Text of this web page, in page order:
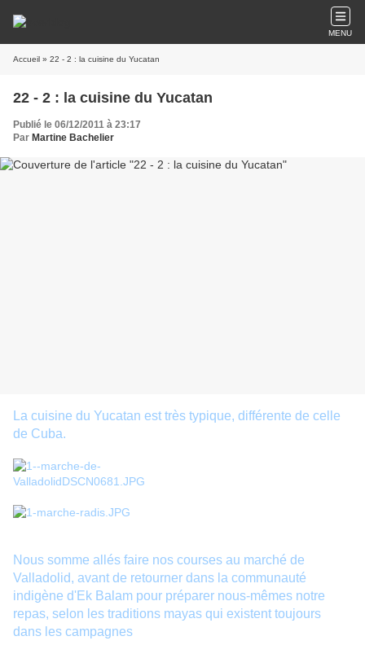
MENU
Accueil » 22 - 2 : la cuisine du Yucatan
22 - 2 : la cuisine du Yucatan
Publié le 06/12/2011 à 23:17
Par Martine Bachelier
La cuisine du Yucatan est très typique, différente de celle
de Cuba.
Nous somme allés faire nos courses au marché de
Valladolid, avant de retourner dans la communauté
indigène d'Ek Balam pour préparer nous-mêmes notre
repas, selon les traditions mayas qui existent toujours
dans les campagnes